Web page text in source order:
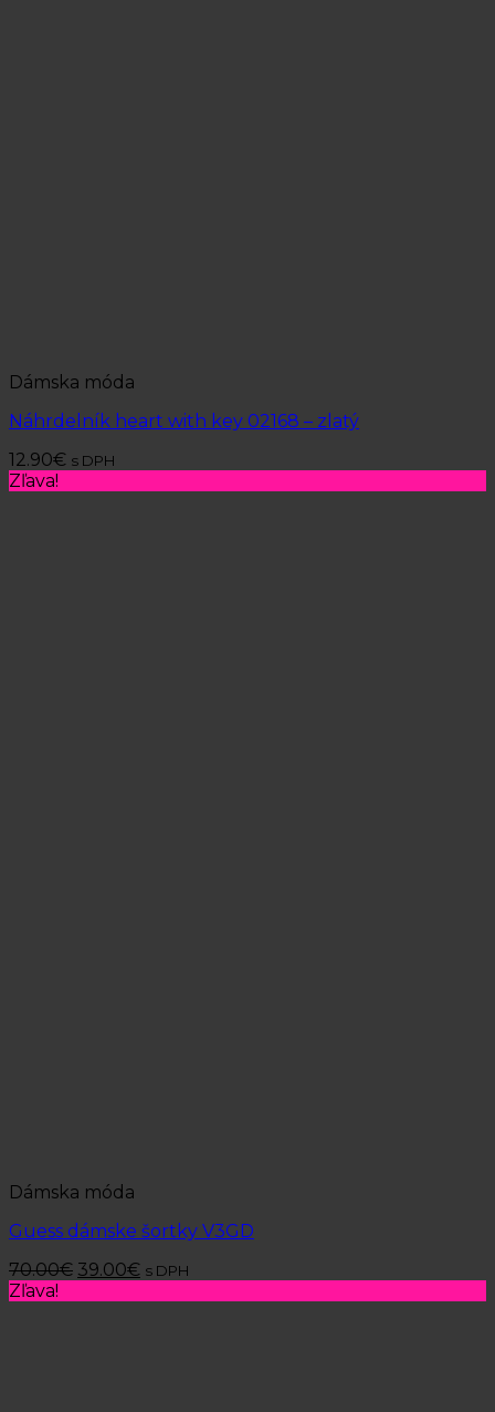
Dámska móda
Náhrdelník heart with key 02168 – zlatý
12.90€ s DPH
Zľava!
Dámska móda
Guess dámske šortky V3GD
70.00€ 39.00€ s DPH
Zľava!